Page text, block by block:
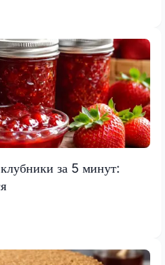
за 5 минут: